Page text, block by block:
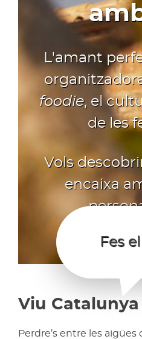
L'amant
foodie, el
de les
Vols
encaixa
Fes
Viu Catalunya
Perdre’s entre les aigües